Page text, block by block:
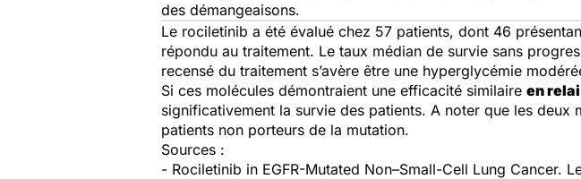
des démangeaisons.
Le rociletinib a été évalué chez 57 patients, dont 46
répondu au traitement. Le taux médian de survie sans
recensé du traitement s’avère être une hyperglycémie
Si ces molécules démontraient une efficacité similaire en
significativement la survie des patients. A noter que les
patients non porteurs de la mutation.
Sources :
- Rociletinib in EGFR-Mutated Non–Small-Cell Lung Cancer.